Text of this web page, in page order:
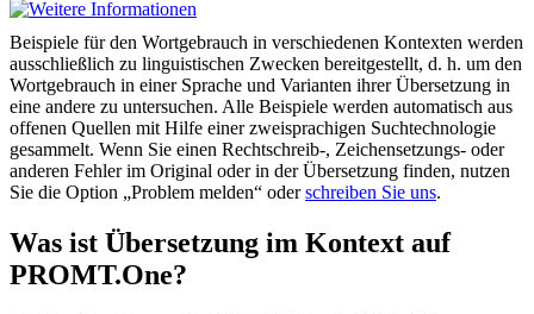
Beispiele für den Wortgebrauch in verschiedenen Kontexten werden
ausschließlich zu linguistischen Zwecken bereitgestellt, d. h. um den
Wortgebrauch in einer Sprache und Varianten ihrer Übersetzung in
eine andere zu untersuchen. Alle Beispiele werden automatisch aus
offenen Quellen mit Hilfe einer zweisprachigen Suchtechnologie
gesammelt. Wenn Sie einen Rechtschreib-, Zeichensetzungs- oder
anderen Fehler im Original oder in der Übersetzung finden, nutzen
Sie die Option „Problem melden“ oderschreiben Sie uns.
Was ist Übersetzung im Kontext auf
PROMT.One?